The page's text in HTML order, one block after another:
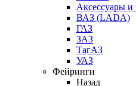
Аксессуары
ВАЗ (LADA)
ГАЗ
ЗАЗ
ТагАЗ
УАЗ
Фейринги
Назад